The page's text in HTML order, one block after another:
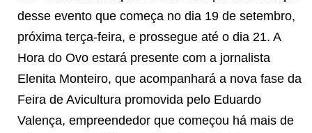
desse evento que começa no dia 19 de setembro,
próxima terça-feira, e prossegue até o dia 21. A
Hora do Ovo estará presente com a jornalista
Elenita Monteiro, que acompanhará a nova fase da
Feira de Avicultura promovida pelo Eduardo
Valença, empreendedor que começou há mais de